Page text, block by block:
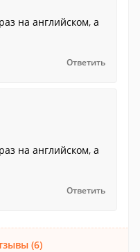
на английском, а
Ответить
на английском, а
Ответить
(6)